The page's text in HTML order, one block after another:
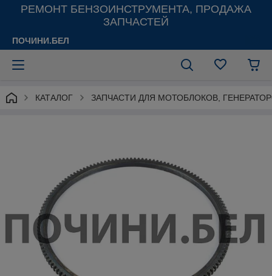
РЕМОНТ БЕНЗОИНСТРУМЕНТА, ПРОДАЖА
ЗАПЧАСТЕЙ
ПОЧИНИ.БЕЛ
КАТАЛОГ ЗАПЧАСТИ ДЛЯ МОТОБЛОКОВ,